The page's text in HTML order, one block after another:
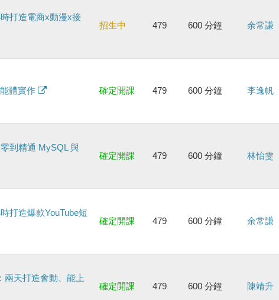
打造電商x動漫x接
招生中 479 600 分鐘 余常謙
體實作 確定開課 479 600 分鐘 李逸帆
到精通 MySQL 與
確定開課 479 600 分鐘 林怡雯
打造爆款YouTube短
確定開課 479 600 分鐘 余常謙
兩天打造會動、能上
確定開課 479 600 分鐘 陳靖升